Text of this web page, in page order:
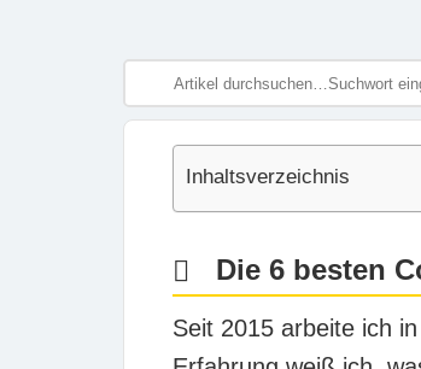
Inhaltsverzeichnis
Die 6 besten
Seit 2015 arbeite ich